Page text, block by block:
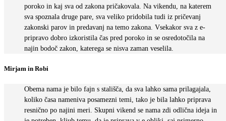
poroko in kaj sva od zakona pričakovala. Na vikendu, na katerem
sva spoznala druge pare, sva veliko pridobila tudi iz pričevanj
zakonski parov in predavanj na temo zakona. Vsekakor sva z e-
pripravo dobro izkoristila čas pred poroko in se osredotočila na
najin bodoč zakon, katerega se nisva zaman veselila.
Mirjam in Robi
Obema nama je bilo fajn s stališča, da sva lahko sama prilagajala,
koliko časa nameniva posamezni temi, tako je bila lahko priprava
resnično po najini meri. Skupni vikend se nama zdi odlična ideja in